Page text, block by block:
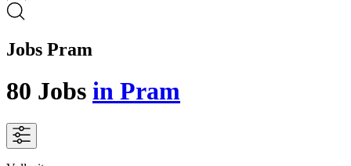
Jobs Pram
80 Jobs in Pram